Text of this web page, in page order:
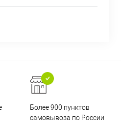
Более 900 пунктов
самовывоза по России